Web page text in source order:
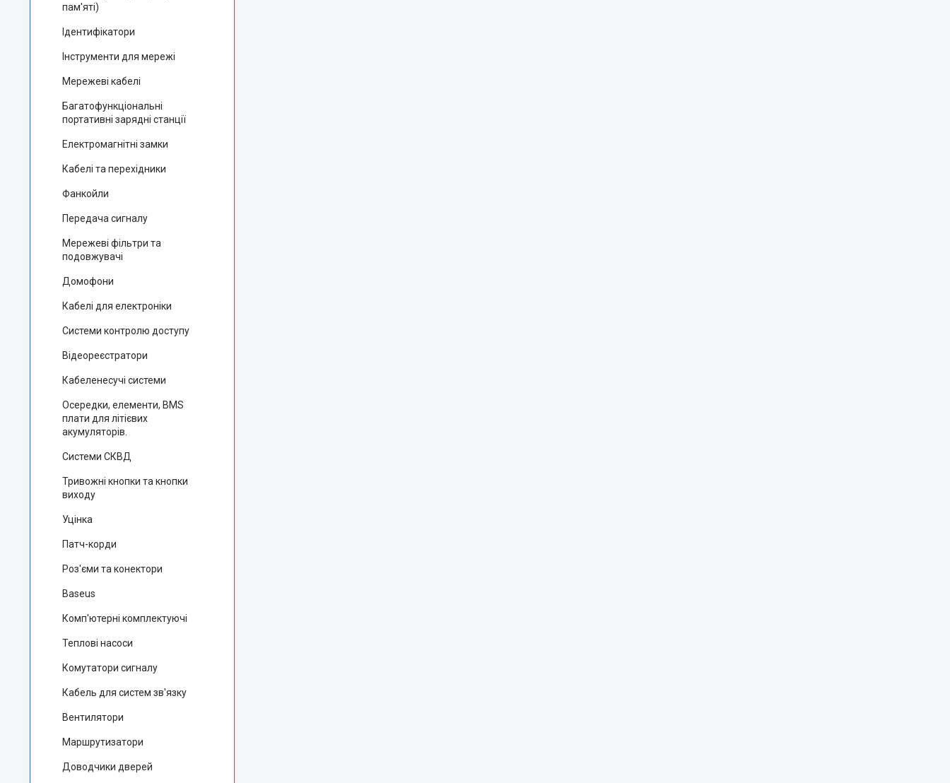
пам'яті)
Ідентифікатори
Інструменти для мережі
Мережеві кабелі
Багатофункціональні
портативні зарядні станції
Електромагнітні замки
Кабелі та перехідники
Фанкойли
Передача сигналу
Мережеві фільтри та
подовжувачі
Домофони
Кабелі для електроніки
Системи контролю доступу
Відеореєстратори
Кабеленесучі системи
Осередки, елементи, BMS
плати для літієвих
акумуляторів.
Системи СКВД
Тривожні кнопки та кнопки
виходу
Уцінка
Патч-корди
Роз'єми та конектори
Baseus
Комп'ютерні комплектуючі
Теплові насоси
Комутатори сигналу
Кабель для систем зв'язку
Вентилятори
Маршрутизатори
Доводчики дверей